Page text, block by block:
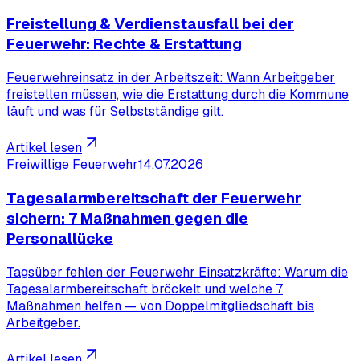
Freistellung & Verdienstausfall bei der
Feuerwehr: Rechte & Erstattung
Feuerwehreinsatz in der Arbeitszeit: Wann Arbeitgeber
freistellen müssen, wie die Erstattung durch die Kommune
läuft und was für Selbstständige gilt.
Artikel lesen
Freiwillige Feuerwehr14.07.2026
Tagesalarmbereitschaft der Feuerwehr
sichern: 7 Maßnahmen gegen die
Personallücke
Tagsüber fehlen der Feuerwehr Einsatzkräfte: Warum die
Tagesalarmbereitschaft bröckelt und welche 7
Maßnahmen helfen — von Doppelmitgliedschaft bis
Arbeitgeber.